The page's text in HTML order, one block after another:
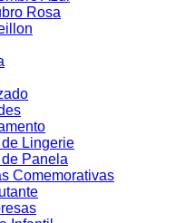
Rosa
Lingerie
Panela
Comemorativas